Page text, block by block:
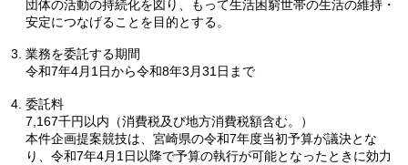
団体の活動の持続化を図り、もって生活困窮世帯の生活の維持・
安定につなげることを目的とする。
業務を委託する期間
令和7年4月1日から令和8年3月31日まで
委託料
7,167千円以内（消費税及び地方消費税額含む。）
本件企画提案競技は、宮崎県の令和7年度当初予算が議決とな
り、令和7年4月1日以降で予算の執行が可能となったときに効力